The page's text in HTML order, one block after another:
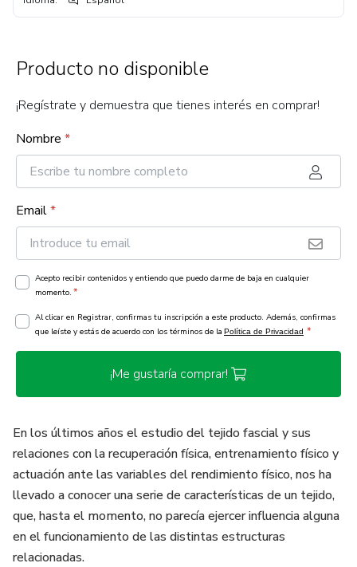
Producto no disponible
¡Regístrate y demuestra que tienes interés en comprar!
Nombre *
Email*
Acepto recibir contenidos y entiendo que puedo darme de baja en cualquier
momento. *
Al clicar en Registrar, confirmas tu inscripción a este producto. Además, confirmas
que leíste y estás de acuerdo con los términos de la Política de Privacidad *
¡Me gustaría comprar!
En los últimos años el estudio del tejido fascial y sus
relaciones con la recuperación física, entrenamiento físico y
actuación ante las variables del rendimiento físico, nos ha
llevado a conocer una serie de características de un tejido,
que, hasta el momento, no parecía ejercer influencia alguna
en el funcionamiento de las distintas estructuras
relacionadas.